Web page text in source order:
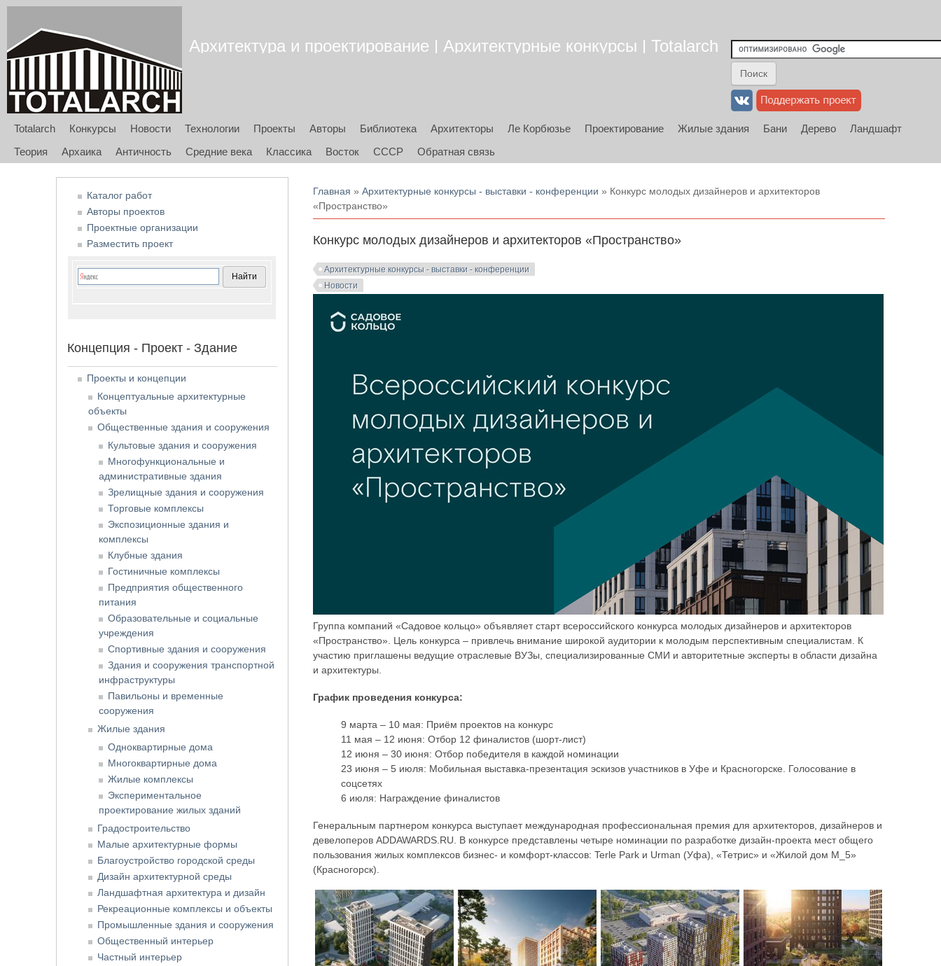
Архитектура и проектирование | Архитектурные конкурсы | Totalarch
Totalarch Конкурсы Новости Технологии Проекты Авторы Библиотека Архитекторы Ле Корбюзье Проектирование Жилые здания Бани Дерево
Ландшафт
Теория
Архаика Античность Средние века Классика Восток СССР Обратная связь
Вы здесь
Главная »Архитектурные конкурсы - выставки - конференции » Конкурс молодых дизайнеров и архитекторов
«Пространство»
Конкурс молодых дизайнеров и архитекторов «Пространство»
Архитектурные конкурсы - выставки - конференции
Новости
Группа компаний «Садовое кольцо» объявляет старт всероссийского конкурса молодых дизайнеров и архитекторов
«Пространство». Цель конкурса – привлечь внимание широкой аудитории к молодым перспективным специалистам. К
участию приглашены ведущие отраслевые ВУЗы, специализированные СМИ и авторитетные эксперты в области дизайна
и архитектуры.
График проведения конкурса:
9 марта – 10 мая: Приём проектов на конкурс
11 мая – 12 июня: Отбор 12 финалистов (шорт-лист)
12 июня – 30 июня: Отбор победителя в каждой номинации
23 июня – 5 июля: Мобильная выставка-презентация эскизов участников в Уфе и Красногорске. Голосование в
соцсетях
6 июля: Награждение финалистов
Генеральным партнером конкурса выступает международная профессиональная премия для архитекторов, дизайнеров и
девелоперов ADDAWARDS.RU. В конкурсе представлены четыре номинации по разработке дизайн-проекта мест общего
пользования жилых комплексов бизнес- и комфорт-классов: Terle Park и Urman (Уфа), «Тетрис» и «Жилой дом М_5»
(Красногорск).
Каталог работ
Авторы проектов
Проектные организации
Разместить проект
Концепция - Проект - Здание
Проекты и концепции
Концептуальные архитектурные
объекты
Общественные здания и сооружения
Культовые здания и сооружения
Многофункциональные и
административные здания
Зрелищные здания и сооружения
Торговые комплексы
Экспозиционные здания и
комплексы
Клубные здания
Гостиничные комплексы
Предприятия общественного
питания
Образовательные и социальные
учреждения
Спортивные здания и сооружения
Здания и сооружения транспортной
инфраструктуры
Павильоны и временные
сооружения
Жилые здания
Одноквартирные дома
Многоквартирные дома
Жилые комплексы
Экспериментальное
проектирование жилых зданий
Градостроительство
Малые архитектурные формы
Благоустройство городской среды
Дизайн архитектурной среды
Ландшафтная архитектура и дизайн
Рекреационные комплексы и объекты
Промышленные здания и сооружения
Общественный интерьер
Частный интерьер